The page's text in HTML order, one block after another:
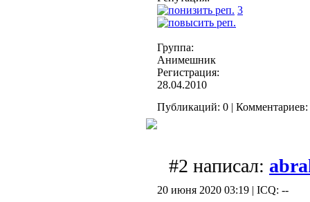
3
Группа:
Анимешник
Регистрация:
28.04.2010
Публикаций: 0 | Комментариев:
#2 написал:
20 июня 2020 03:19 | ICQ: --